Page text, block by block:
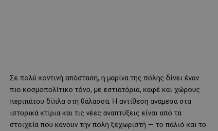
Σε πολύ κοντινή απόσταση, η μαρίνα της πόλης δίνει έναν
πιο κοσμοπολίτικο τόνο, με εστιατόρια, καφέ και χώρους
περιπάτου δίπλα στη θάλασσα. Η αντίθεση ανάμεσα στα
ιστορικά κτίρια και τις νέες αναπτύξεις είναι από τα
στοιχεία που κάνουν την πόλη ξεχωριστή — το παλιό και το